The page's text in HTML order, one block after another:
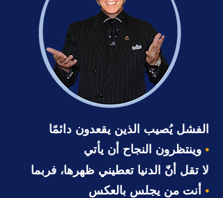
الفشل يُصيب الذين يقعدون دائمًا
وينتظرون النجاح أن يأتي •
لا تقل أنّ الدنيا تعطيني ظهرها، فربما
أنت من يجلس بالعكس
•